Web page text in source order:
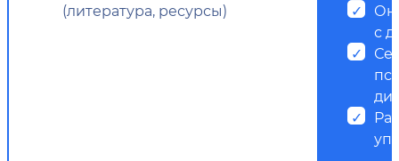
(литература, ресурсы)
с